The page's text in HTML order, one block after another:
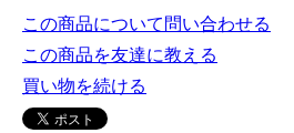
この商品について問い合わせる
この商品を友達に教える
買い物を続ける